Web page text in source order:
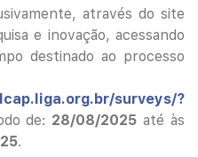
através do site
e inovação, acessando
destinado ao processo
surveys/?
de: 28/08/2025 até às
.